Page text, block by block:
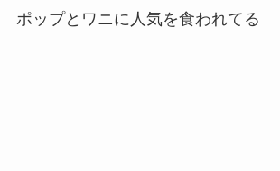
ポップとワニに人気を食われてる